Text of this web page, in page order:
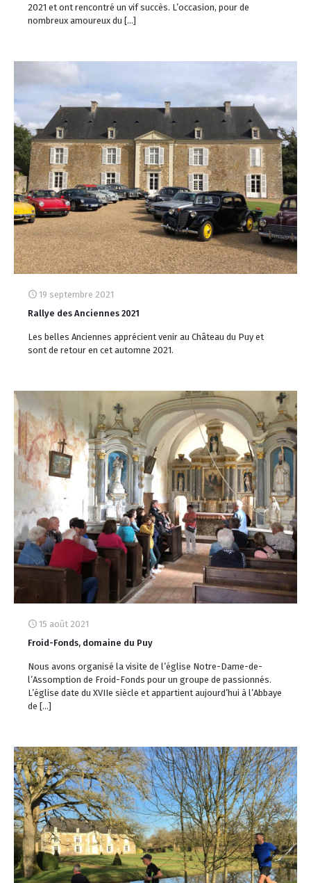
2021 et ont rencontré un vif succès. L’occasion, pour de
nombreux amoureux du […]
19 septembre 2021
Rallye des Anciennes 2021
Les belles Anciennes apprécient venir au Château du Puy et
sont de retour en cet automne 2021.
15 août 2021
Froid-Fonds, domaine du Puy
Nous avons organisé la visite de l’église Notre-Dame-de-
l’Assomption de Froid-Fonds pour un groupe de passionnés.
L’église date du XVIIe siècle et appartient aujourd’hui à l’Abbaye
de […]